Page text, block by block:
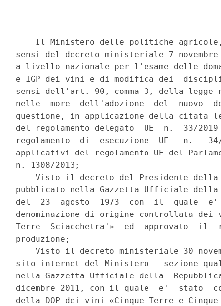
Il Ministero delle politiche
sensi del decreto ministeriale 7
a livello nazionale per l'esame delle
e IGP dei vini e di modifica dei
sensi dell'art. 90, comma 3, della legge
nelle  more  dell'adozione  del  nuovo
questione, in applicazione della citata
del regolamento delegato  UE  n.  33/
regolamento  di  esecuzione  UE   n.
applicativi del regolamento UE del
n. 1308/2013;
Visto il decreto del Presidente
pubblicato nella Gazzetta Ufficiale
del  23  agosto  1973  con  il  quale
denominazione di origine controllata dei
Terre  Sciacchetra'»  ed  approvato
produzione;
Visto il decreto ministeriale 30
sito internet del Ministero - sezione
nella Gazzetta Ufficiale della
dicembre 2011, con il quale  e'  stato
della DOP dei vini «Cinque Terre e